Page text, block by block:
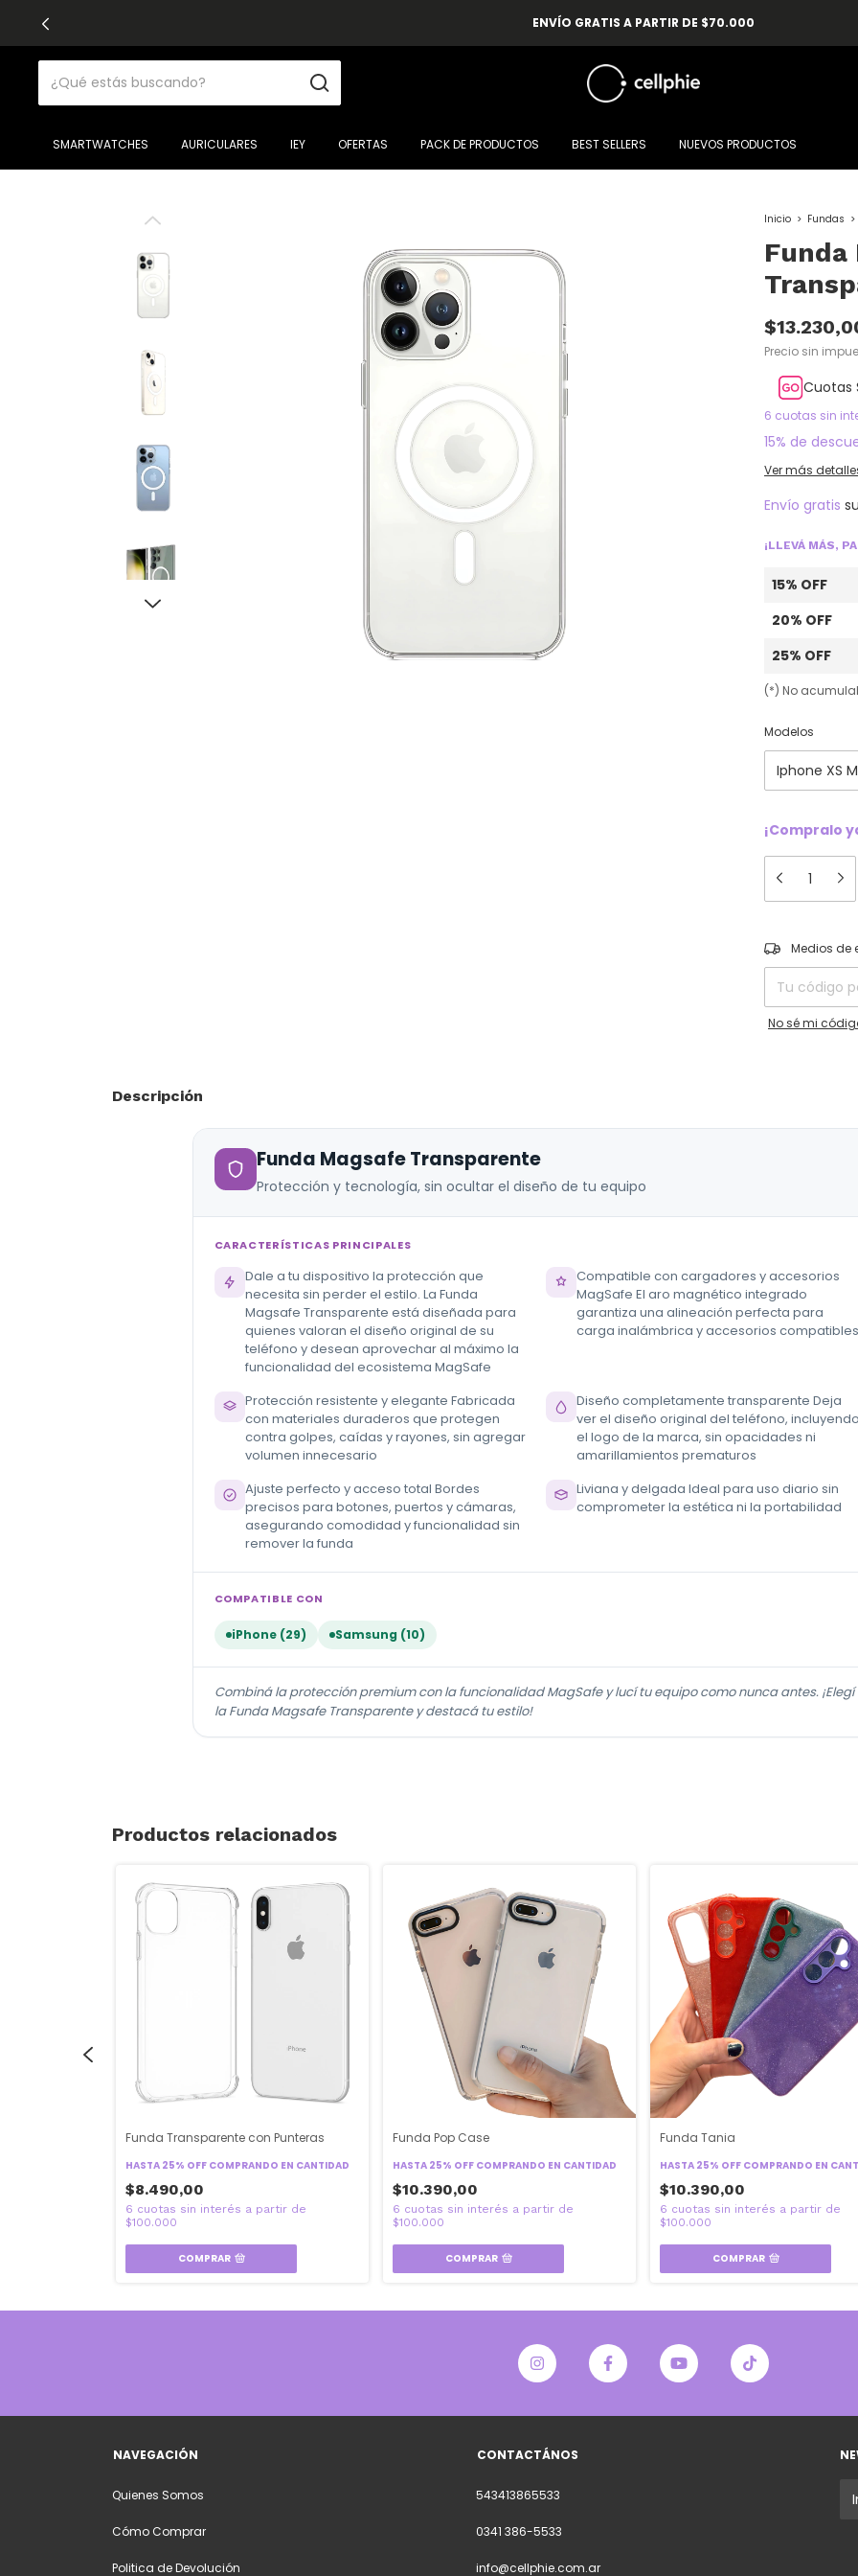
ENVÍO GRATIS A PARTIR DE $70.000
SMARTWATCHES AURICULARES IEY OFERTAS PACK DE PRODUCTOS BEST SELLERS NUEVOS PRODUCTOS
Inicio > Fundas >
Funda
Precio sin
Cuotas
15% de
Ver más
Envío gratis
¡LLEVÁ MÁS,
15% OFF
20% OFF
25% OFF
(*) No
Modelos
¡Compralo
Entregas para
Medios de
No sé mi
Descripción
Funda Magsafe Transparente
Protección y tecnología, sin ocultar el diseño de tu equipo
CARACTERÍSTICAS PRINCIPALES
Dale a tu dispositivo la protección que
necesita sin perder el estilo. La Funda
Magsafe Transparente está diseñada para
quienes valoran el diseño original de su
teléfono y desean aprovechar al máximo la
funcionalidad del ecosistema MagSafe
Compatible con cargadores y accesorios
MagSafe El aro magnético integrado
garantiza una alineación perfecta para
carga inalámbrica y accesorios compatibles
Protección resistente y elegante Fabricada
con materiales duraderos que protegen
contra golpes, caídas y rayones, sin agregar
volumen innecesario
Diseño completamente transparente Deja
ver el diseño original del teléfono, incluyendo
el logo de la marca, sin opacidades ni
amarillamientos prematuros
Ajuste perfecto y acceso total Bordes
precisos para botones, puertos y cámaras,
asegurando comodidad y funcionalidad sin
remover la funda
Liviana y delgada Ideal para uso diario sin
comprometer la estética ni la portabilidad
COMPATIBLE CON
iPhone (29) Samsung (10)
Combiná la protección premium con la funcionalidad MagSafe y lucí tu equipo como nunca antes. ¡Elegí
la Funda Magsafe Transparente y destacá tu estilo!
Productos relacionados
Funda Transparente con Punteras
HASTA 25% OFF COMPRANDO EN CANTIDAD
$8.490,00
COMPRAR
Funda Pop Case
HASTA 25% OFF COMPRANDO EN CANTIDAD
$10.390,00
COMPRAR
Funda Tania
HASTA 25% OFF COMPRANDO EN
$10.390,00
COMPRAR
NAVEGACIÓN
Quienes Somos
Cómo Comprar
Politica de Devolución
CONTACTÁNOS
543413865533
0341 386-5533
info@cellphie.com.ar